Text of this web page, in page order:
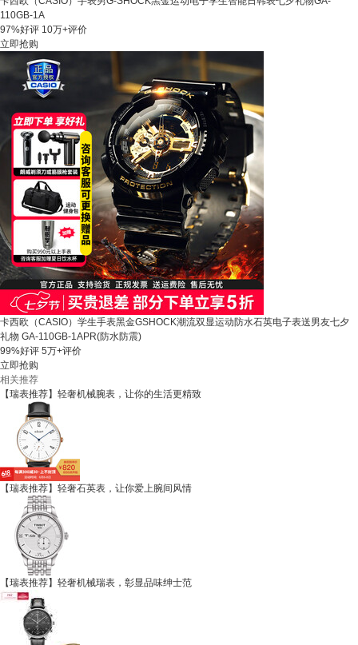
110GB-1A
97%好评 10万+评价
立即抢购
卡西欧（CASIO）学生手表黑金GSHOCK潮流双显运动防水石英电子表送男友七夕
礼物 GA-110GB-1APR(防水防震)
99%好评 5万+评价
立即抢购
相关推荐
【瑞表推荐】轻奢机械腕表，让你的生活更精致
【瑞表推荐】轻奢石英表，让你爱上腕间风情
【瑞表推荐】轻奢机械瑞表，彰显品味绅士范